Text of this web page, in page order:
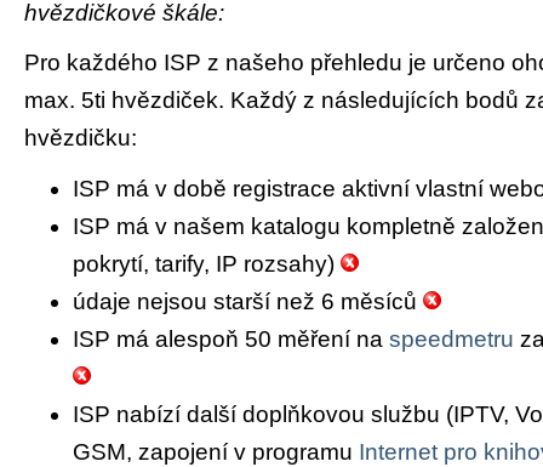
hvězdičkové škále:
Pro každého ISP z našeho přehledu je určeno
max. 5ti hvězdiček. Každý z následujících bodů
hvězdičku:
ISP má v době registrace aktivní vlastní
ISP má v našem katalogu kompletně
pokrytí, tarify, IP rozsahy)
údaje nejsou starší než 6 měsíců
ISP má alespoň 50 měření na speedmetru
ISP nabízí další doplňkovou službu (IPTV,
GSM, zapojení v programu Internet pro